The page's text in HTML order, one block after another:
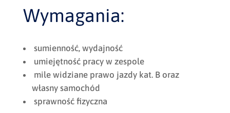
Wymagania:
sumienność, wydajność
umiejętność pracy w zespole
mile widziane prawo jazdy kat. B oraz
własny samochód
sprawność fizyczna